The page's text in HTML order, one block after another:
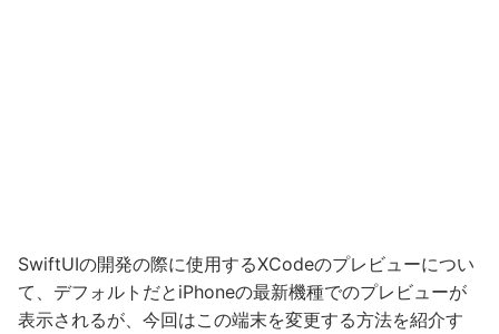
SwiftUIの開発の際に使用するXCodeのプレビューについ
て、デフォルトだとiPhoneの最新機種でのプレビューが
表示されるが、今回はこの端末を変更する方法を紹介す